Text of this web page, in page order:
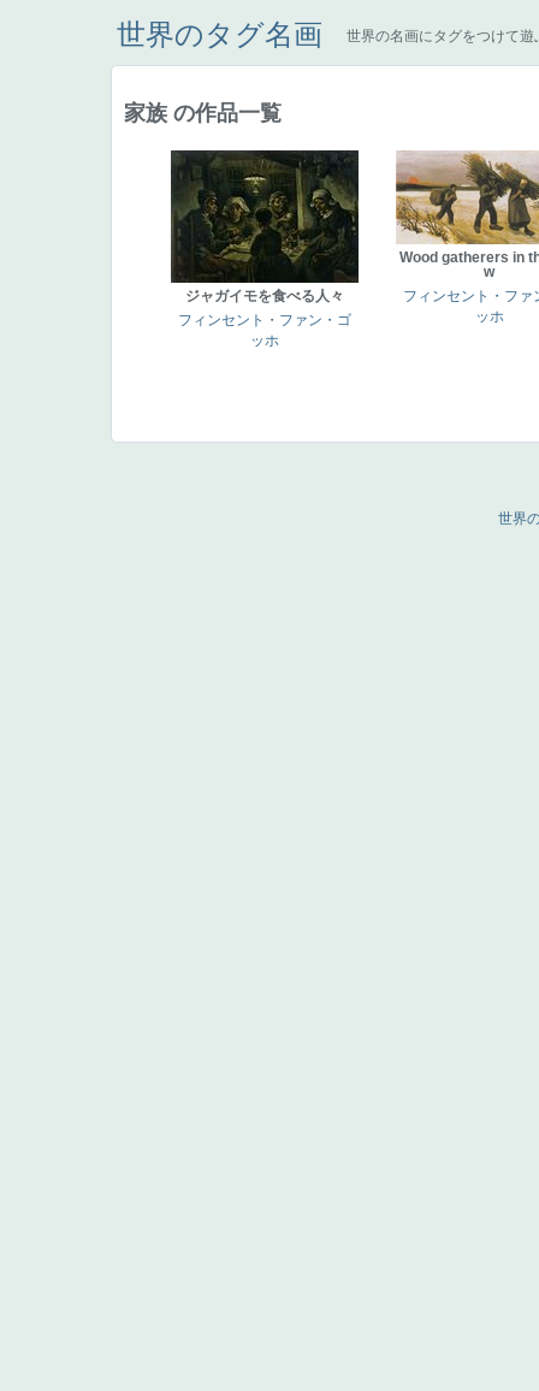
世界のタグ名画 世界の名画にタグをつけて遊
家族 の作品一覧
ジャガイモを食べる人々
フィンセント・ファン・ゴ
ッホ
Wood gatherers in
w
フィンセント・ファ
ッホ
世界